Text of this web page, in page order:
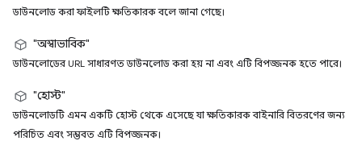
ডাউনলোড করা ফাইলটি ক্ষতিকারক বলে জানা গেছে।
"অস্বাভাবিক"
ডাউনলোডের URL সাধারণত ডাউনলোড করা হয় না এবং এটি বিপজ্জনক হতে পারে।
"হোস্ট"
ডাউনলোডটি এমন একটি হোস্ট থেকে এসেছে যা ক্ষতিকারক বাইনারি বিতরণের জন্য
পরিচিত এবং সম্ভবত এটি বিপজ্জনক।